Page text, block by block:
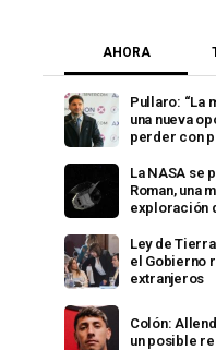
AHORA
Pullaro: “La
una nueva
perder con
La NASA se
Roman, una
exploración
Ley de
el Gobierno
extranjeros
Colón:
un posible